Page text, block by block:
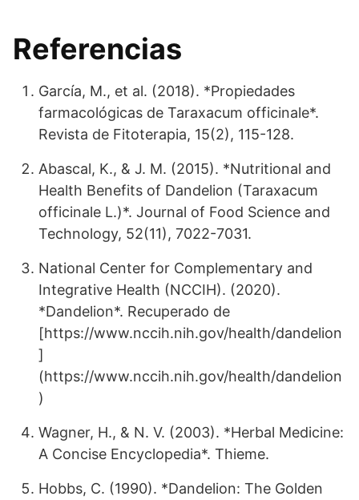
Referencias
García, M., et al. (2018). *Propiedades
farmacológicas de Taraxacum officinale*.
Revista de Fitoterapia, 15(2), 115-128.
Abascal, K., & J. M. (2015). *Nutritional and
Health Benefits of Dandelion (Taraxacum
officinale L.)*. Journal of Food Science and
Technology, 52(11), 7022-7031.
National Center for Complementary and
Integrative Health (NCCIH). (2020).
*Dandelion*. Recuperado de
[https://www.nccih.nih.gov/health/dandelion
]
(https://www.nccih.nih.gov/health/dandelion
)
Wagner, H., & N. V. (2003). *Herbal Medicine:
A Concise Encyclopedia*. Thieme.
Hobbs, C. (1990). *Dandelion: The Golden